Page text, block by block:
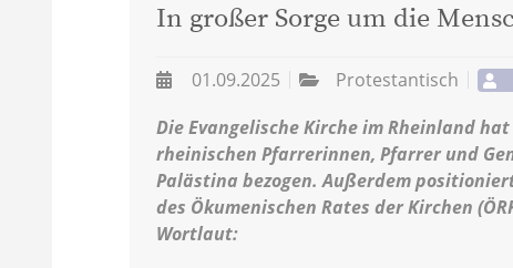
In großer Sorge um die
01.09.2025 Protestantisch
Die Evangelische Kirche im Rheinland
rheinischen Pfarrerinnen, Pfarrer und
Palästina bezogen. Außerdem
des Ökumenischen Rates der Kirchen
Wortlaut: